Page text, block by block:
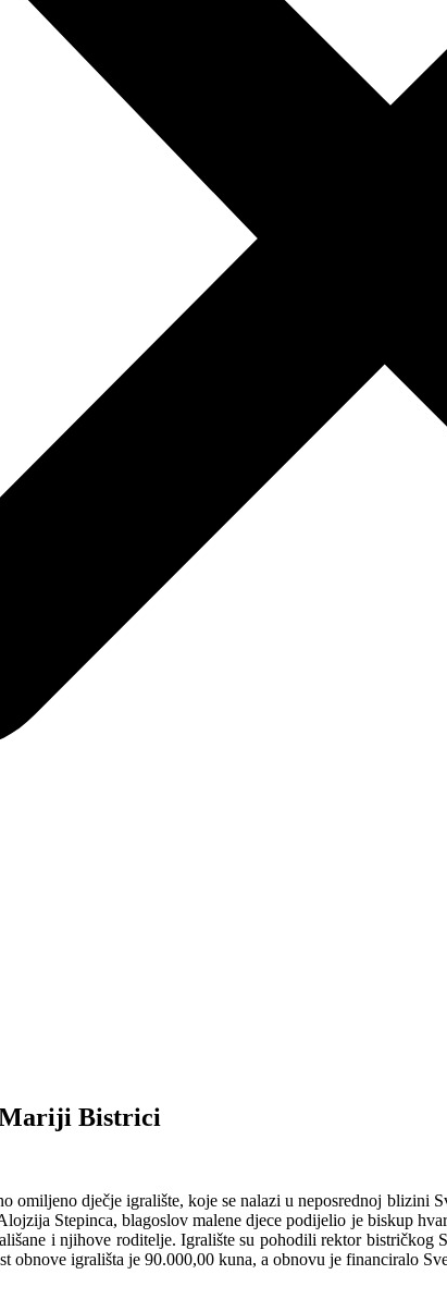
Mariji Bistrici
omiljeno dječje igralište, koje se nalazi u neposrednoj
Stepinca, blagoslov malene djece podijelio je biskup
i njihove roditelje. Igralište su pohodili rektor
obnove igrališta je 90.000,00 kuna, a obnovu je financiralo